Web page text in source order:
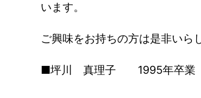
います。
ご興味をお持ちの方は是非いら
■坪川 真理子 1995年卒業